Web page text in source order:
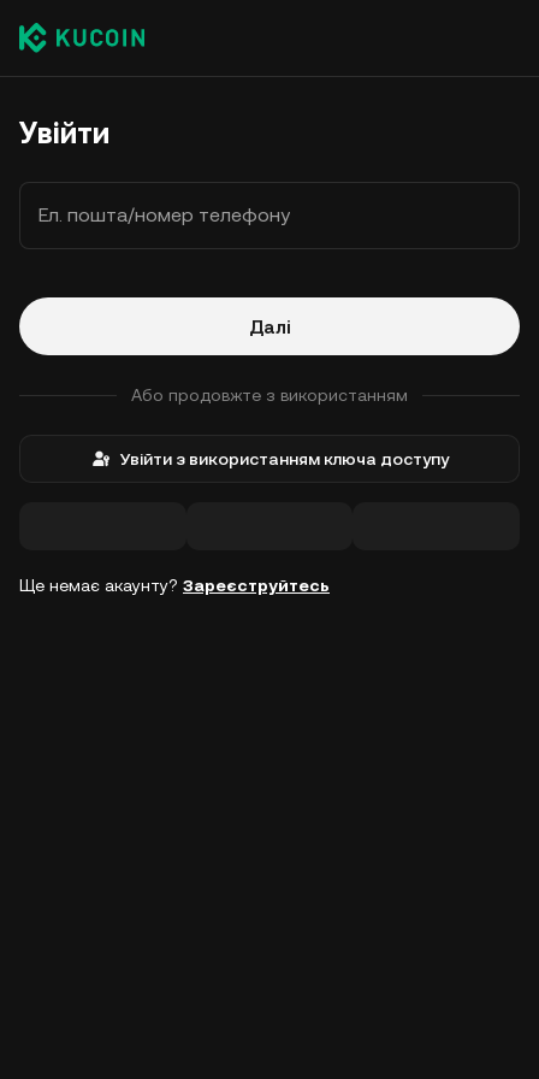
Увійти
Ел. пошта/номер телефону
Далі
Або продовжте з використанням
Увійти з використанням ключа доступу
Ще немає акаунту? Зареєструйтесь